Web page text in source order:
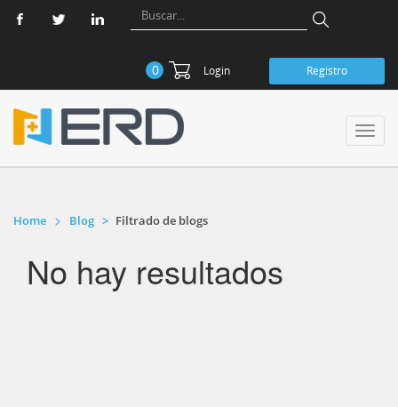
0 Login Registro
Home Blog Filtrado de blogs
No hay resultados